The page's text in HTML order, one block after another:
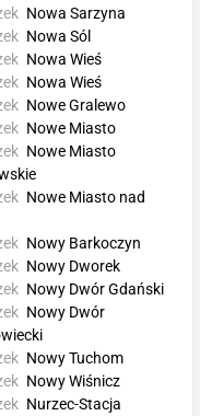
Nowa Sarzyna
Nowa Sól
Nowa Wieś
Nowa Wieś
Nowe Gralewo
Nowe Miasto
Nowe Miasto
Nowe Miasto nad
Nowy Barkoczyn
Nowy Dworek
Nowy Dwór Gdański
Nowy Dwór
Nowy Tuchom
Nowy Wiśnicz
Nurzec-Stacja